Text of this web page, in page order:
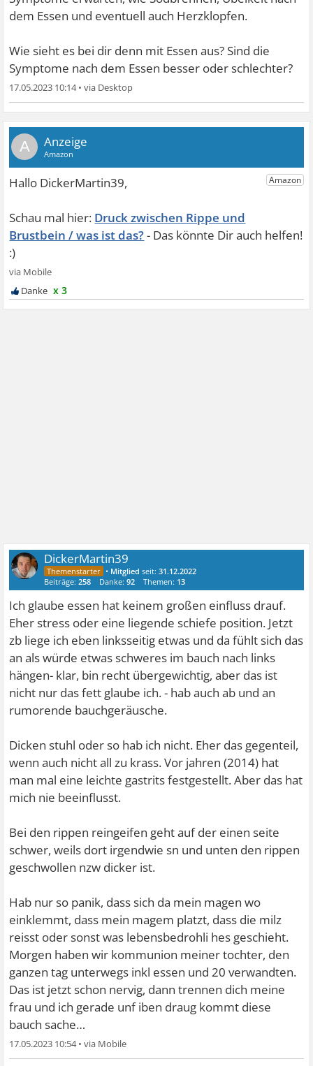
dem Essen und eventuell auch Herzklopfen.
Wie sieht es bei dir denn mit Essen aus? Sind die
Symptome nach dem Essen besser oder schlechter?
17.05.2023 10:14•
A
Druck zwischen Rippe und
Brustbein / was ist das?
x 3
DickerMartin39
• Mitglied seit:31.12.2022
Beiträge:258 Danke:92 Themen: 13
Ich glaube essen hat keinem großen einfluss drauf.
Eher stress oder eine liegende schiefe position. Jetzt
zb liege ich eben linksseitig etwas und da fühlt sich das
an als würde etwas schweres im bauch nach links
hängen- klar, bin recht übergewichtig, aber das ist
nicht nur das fett glaube ich. - hab auch ab und an
rumorende bauchgeräusche.
Dicken stuhl oder so hab ich nicht. Eher das gegenteil,
wenn auch nicht all zu krass. Vor jahren (2014) hat
man mal eine leichte gastrits festgestellt. Aber das hat
mich nie beeinflusst.
Bei den rippen reingeifen geht auf der einen seite
schwer, weils dort irgendwie sn und unten den rippen
geschwollen nzw dicker ist.
Hab nur so panik, dass sich da mein magen wo
einklemmt, dass mein magem platzt, dass die milz
reisst oder sonst was lebensbedrohli hes geschieht.
Morgen haben wir kommunion meiner tochter, den
ganzen tag unterwegs inkl essen und 20 verwandten.
Das ist jetzt schon nervig, dann trennen dich meine
frau und ich gerade unf iben draug kommt diese
bauch sache…
17.05.2023 10:54•